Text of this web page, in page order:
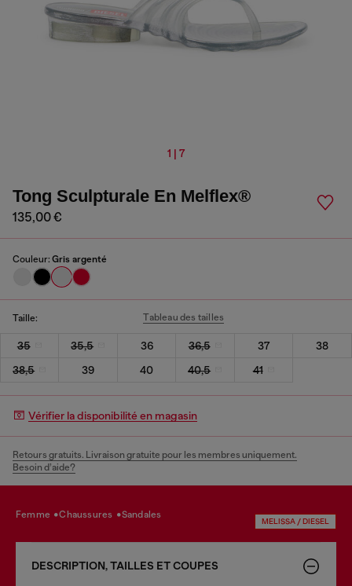
1 | 7
Tong Sculpturale En Melflex®
135,00 €
Couleur: Gris argenté
Taille: Tableau des tailles
35 35,5 36 36,5 37
38
38,5
39 40 40,5 41
Vérifier la disponibilité en magasin
Retours gratuits. Livraison gratuite pour les membres uniquement.
Besoin d’aide?
femme chaussures sandales
MELISSA / DIESEL
DESCRIPTION, TAILLES ET COUPES